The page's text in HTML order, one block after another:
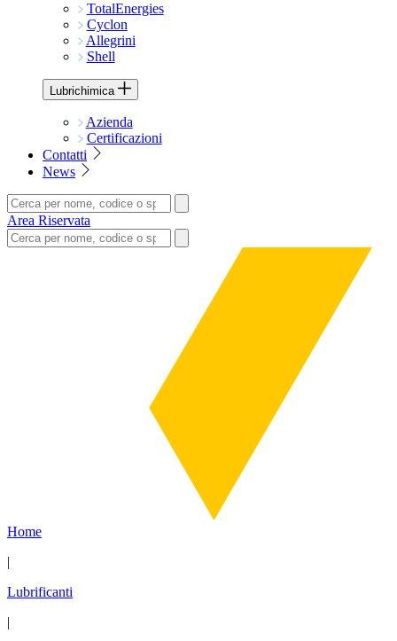
TotalEnergies
Cyclon
Allegrini
Shell
Lubrichimica
Azienda
Certificazioni
Contatti
News
Area Riservata
Home
|
Lubrificanti
|